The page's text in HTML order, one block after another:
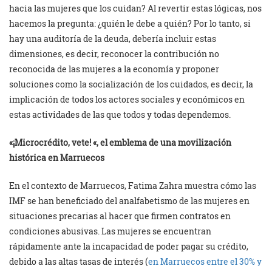
hacia las mujeres que los cuidan? Al revertir estas lógicas, nos
hacemos la pregunta: ¿quién le debe a quién? Por lo tanto, si
hay una auditoría de la deuda, debería incluir estas
dimensiones, es decir, reconocer la contribución no
reconocida de las mujeres a la economía y proponer
soluciones como la socialización de los cuidados, es decir, la
implicación de todos los actores sociales y económicos en
estas actividades de las que todos y todas dependemos.
«¡Microcrédito, vete! «, el emblema de una movilización
histórica en Marruecos
En el contexto de Marruecos, Fatima Zahra muestra cómo las
IMF se han beneficiado del analfabetismo de las mujeres en
situaciones precarias al hacer que firmen contratos en
condiciones abusivas. Las mujeres se encuentran
rápidamente ante la incapacidad de poder pagar su crédito,
debido a las altas tasas de interés (en Marruecos entre el 30% y